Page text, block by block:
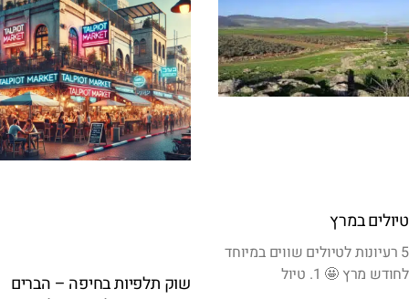
טיולים במרץ
5 רעיונות לטיולים שווים במיוחד
לחודש מרץ 🤩 1. טיול
שוק תלפיות בחיפה – הברים